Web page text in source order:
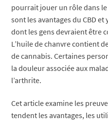
pourrait jouer un rôle dans
sont les avantages du CBD
dont les gens devraient être
L’huile de chanvre contient
de cannabis. Certaines
la douleur associée aux
l’arthrite.
Cet article examine les
tendent les avantages, les